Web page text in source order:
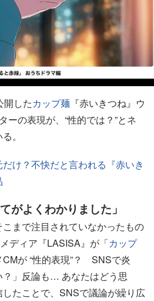
したカップ麺 『赤いきつね』ウ
ーの表現が、“性的では？”とネ
。
だけ？不快だと言われる『赤いき
がよくわかりました」
まで注目されていなかったもの
ディア『LASISA』が「カップ
CMが “性的表現”？ SNSで炎
」反論も… あなたはどう思
たことで、SNSで議論が繰り広